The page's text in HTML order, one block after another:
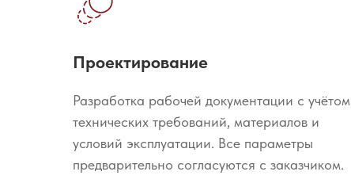
Проектирование
Разработка рабочей документации с учётом
технических требований, материалов и
условий эксплуатации. Все параметры
предварительно согласуются с заказчиком.